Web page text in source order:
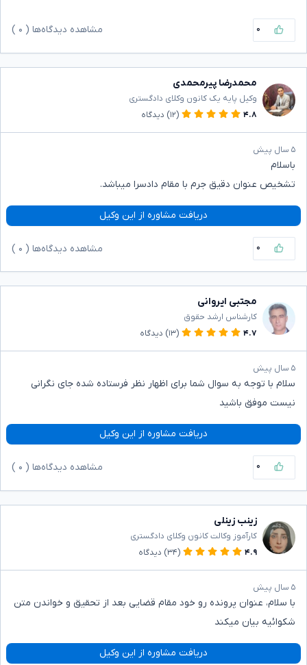
۰ مشاهده دیدگاه‌ها ( ۰
محمدرضا پیرمحمدی
وکیل پایه یک کانون وکلای دادگستری
۴.۸
(۱۲) دیدگاه
۵ سال پیش
باسلام
تشخیص عنوان دقیق جرم با مقام دادسرا میباشد.
دریافت مشاوره از این وکیل
۰ مشاهده دیدگاه‌ها ( ۰
مجتبی ایروانی
کارشناس ارشد حقوق
۴.۷
(۱۳) دیدگاه
۵ سال پیش
سلام با توجه به سوال شما برای اظهار نظر فرستاده شده جای نگرانی
نیست موفق باشید
دریافت مشاوره از این وکیل
۰ مشاهده دیدگاه‌ها ( ۰
زینب زینلی
کارآموز وکالت کانون وکلای دادگستری
۴.۹
(۳۴) دیدگاه
۵ سال پیش
با سلام، عنوان پرونده رو خود مقام قضایی بعد از تحقیق و خواندن متن
شکوائیه بیان میکند
دریافت مشاوره از این وکیل